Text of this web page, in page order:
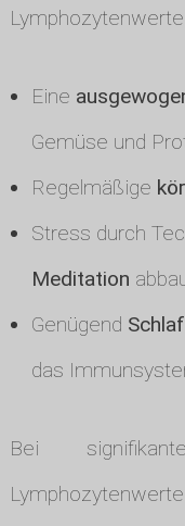
Eine
Gemüse und
Regelmäßige
Stress durch
Meditation
Genügend
das
Bei